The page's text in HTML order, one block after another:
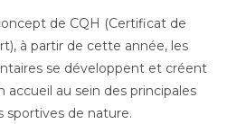
de CQH (Certificat de
à partir de cette année, les
se développent et créent
accueil au sein des principales
sportives de nature.